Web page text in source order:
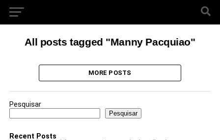
All posts tagged "Manny Pacquiao"
MORE POSTS
Pesquisar
Pesquisar
Recent Posts